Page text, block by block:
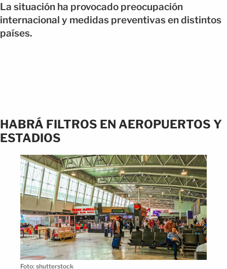
La situación ha provocado preocupación
internacional y medidas preventivas en distintos
países.
HABRÁ FILTROS EN AEROPUERTOS Y
ESTADIOS
Foto: shutterstock